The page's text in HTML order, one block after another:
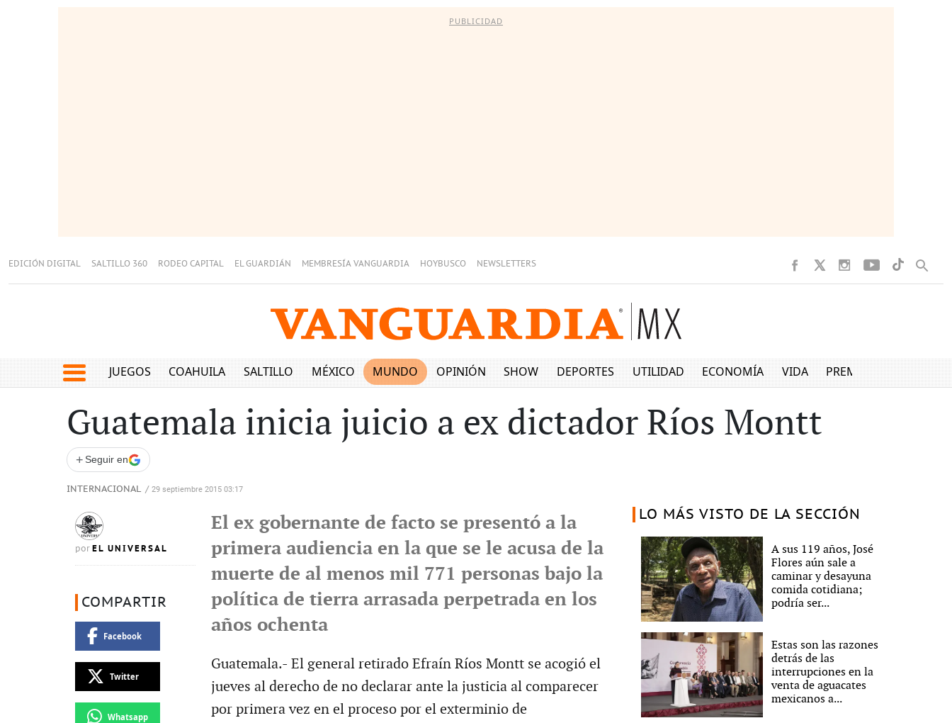
PUBLICIDAD
EDICIÓN DIGITAL SALTILLO 360 RODEO CAPITAL EL GUARDIÁN MEMBRESÍA VANGUARDIA HOYBUSCO NEWSLETTERS
JUEGOS COAHUILA SALTILLO MÉXICO MUNDO OPINIÓN SHOW DEPORTES UTILIDAD ECONOMÍA VIDA PREMIUM
Guatemala inicia juicio a ex dictador Ríos Montt
+ Seguir en
INTERNACIONAL / 29 septiembre 2015 03:17
por EL UNIVERSAL
COMPARTIR
Facebook
Twitter
Whatsapp
El ex gobernante de facto se presentó a la
primera audiencia en la que se le acusa de la
muerte de al menos mil 771 personas bajo la
política de tierra arrasada perpetrada en los
años ochenta
Guatemala.- El general retirado Efraín Ríos Montt se acogió el
jueves al derecho de no declarar ante la justicia al comparecer
por primera vez en el proceso por el exterminio de
LO MÁS VISTO DE LA SECCIÓN
A sus 119 años, José
Flores aún sale a
caminar y desayuna
comida cotidiana;
podría ser...
Estas son las razones
detrás de las
interrupciones en la
venta de aguacates
mexicanos a...